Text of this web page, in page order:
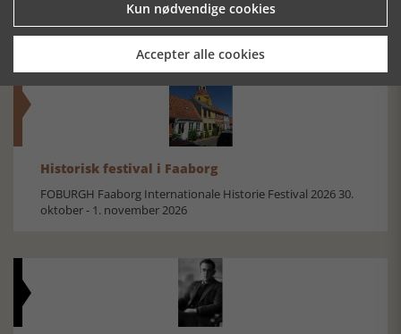
Silkeborg Hovedgården
Historisk festival i Faaborg
FOBURGH Faaborg Internationale Historie Festival 2026 30.
oktober - 1. november 2026
Kun nødvendige cookies
Accepter alle cookies